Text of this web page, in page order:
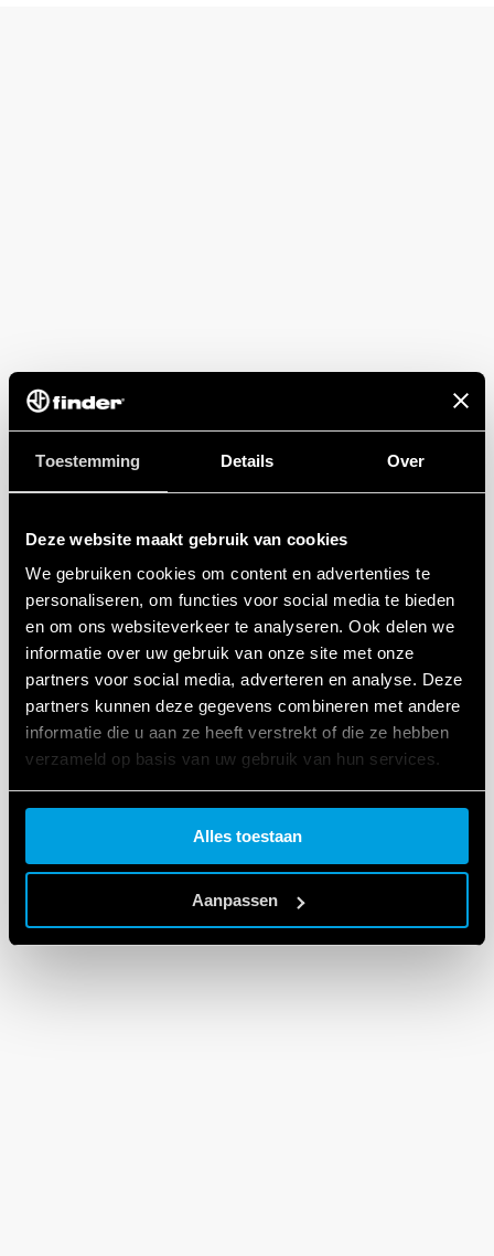
Toestemming Details Over
Deze website maakt gebruik van cookies
We gebruiken cookies om content en advertenties te
personaliseren, om functies voor social media te bieden
en om ons websiteverkeer te analyseren. Ook delen we
informatie over uw gebruik van onze site met onze
partners voor social media, adverteren en analyse. Deze
partners kunnen deze gegevens combineren met andere
informatie die u aan ze heeft verstrekt of die ze hebben
verzameld op basis van uw gebruik van hun services.
Cookie policy.
Alles toestaan
Aanpassen